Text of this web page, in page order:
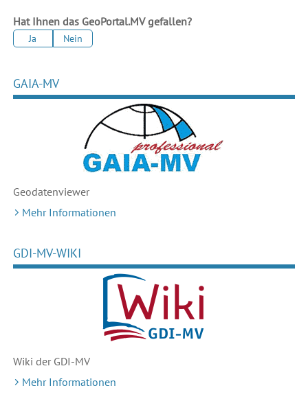
Hat Ihnen das GeoPortal.MV gefallen?
Ja Nein
GAIA-MV
Geodatenviewer
Mehr Informationen
GDI-MV-WIKI
Wiki der GDI-MV
Mehr Informationen